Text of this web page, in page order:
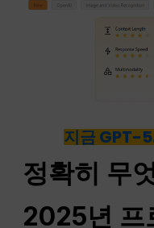
지금 GPT-
정확히 무
2025년 프